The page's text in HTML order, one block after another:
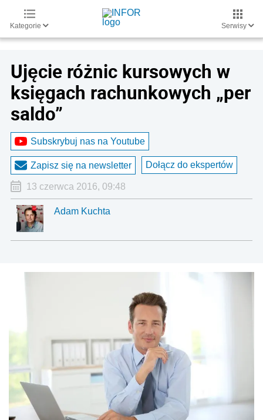
Kategorie Serwisy
Ujęcie różnic kursowych w
księgach rachunkowych „per
saldo”
Subskrybuj nas na Youtube
Zapisz się na newsletter Dołącz do ekspertów
13 czerwca 2016, 09:48
Adam Kuchta